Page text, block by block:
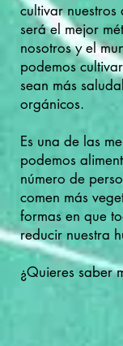
cultivar
será el mejor
nosotros y el
podemos
sean más
orgánicos.
Es una de las
podemos
número de
comen más
formas en que
reducir nuestra
¿Quieres saber